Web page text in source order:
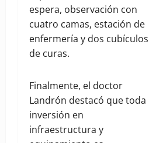
espera, observación con
cuatro camas, estación de
enfermería y dos cubículos
de curas.
Finalmente, el doctor
Landrón destacó que toda
inversión en
infraestructura y